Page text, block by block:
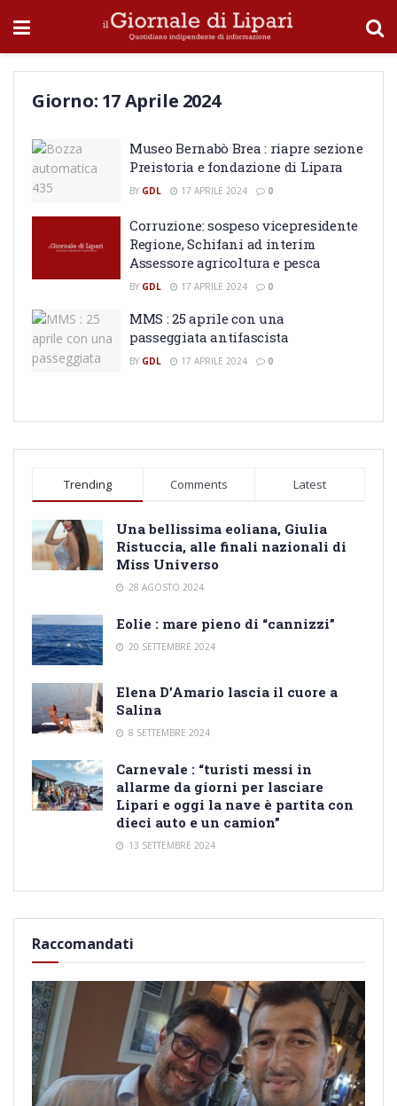
Giorno: 17 Aprile 2024
Museo Bernabò Brea : riapre sezione
Preistoria e fondazione di Lipara
BY GDL 17 APRILE 2024 0
Corruzione: sospeso vicepresidente
Regione, Schifani ad interim
Assessore agricoltura e pesca
BY GDL 17 APRILE 2024 0
MMS : 25 aprile con una
passeggiata antifascista
BY GDL 17 APRILE 2024 0
Trending Comments Latest
Una bellissima eoliana, Giulia
Ristuccia, alle finali nazionali di
Miss Universo
28 AGOSTO 2024
Eolie : mare pieno di “cannizzi”
20 SETTEMBRE 2024
Elena D’Amario lascia il cuore a
Salina
8 SETTEMBRE 2024
Carnevale : “turisti messi in
allarme da giorni per lasciare
Lipari e oggi la nave è partita con
dieci auto e un camion”
13 SETTEMBRE 2024
Raccomandati